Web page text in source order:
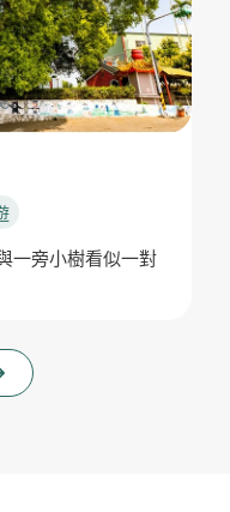
一旁小樹看似一對